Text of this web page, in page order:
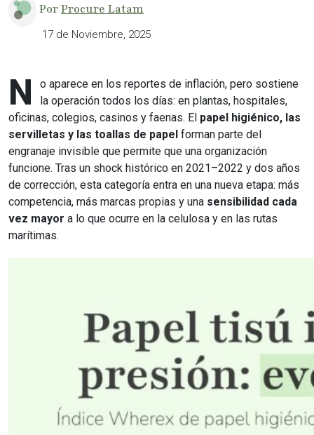
PorProcure Latam
17 de Noviembre, 2025
N
o aparece en los reportes de inflación, pero sostiene
la operación todos los días: en plantas, hospitales,
oficinas, colegios, casinos y faenas. El papel higiénico, las
servilletas y las toallas de papel forman parte del
engranaje invisible que permite que una organización
funcione. Tras un shock histórico en 2021–2022 y dos años
de corrección, esta categoría entra en una nueva etapa: más
competencia, más marcas propias y una sensibilidad cada
vez mayor a lo que ocurre en la celulosa y en las rutas
marítimas.